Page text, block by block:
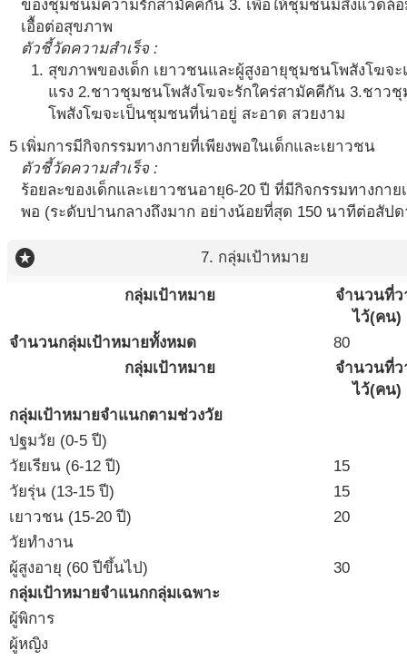
ของชุมชนมีความรักสามัคคีกัน 3. เพื่อให้ชุมชนมีสิ่งแวดล้
เอื้อต่อสุขภาพ
ตัวชี้วัดความสำเร็จ :
สุขภาพของเด็ก เยาวชนและผู้สูงอายุชุมชนโพสังโฆจะ
แรง 2.ชาวชุมชนโพสังโฆจะรักใคร่สามัคคีกัน 3.ชาว
โพสังโฆจะเป็นชุมชนที่น่าอยู่ สะอาด สวยงาม
5 เพิ่มการมีกิจกรรมทางกายที่เพียงพอในเด็กและเยาวชน
ตัวชี้วัดความสำเร็จ :
ร้อยละของเด็กและเยาวชนอายุ6-20 ปี ที่มีกิจกรรมทางกาย
พอ (ระดับปานกลางถึงมาก อย่างน้อยที่สุด 150 นาทีต่อสัป
stars 7. กลุ่มเป้าหมาย
กลุ่มเป้าหมาย
จำนวนที่ว
ไว้(คน)
จำนวนกลุ่มเป้าหมายทั้งหมด
80
กลุ่มเป้าหมาย
จำนวนที่ว
ไว้(คน)
กลุ่มเป้าหมายจำแนกตามช่วงวัย
ปฐมวัย (0-5 ปี)
วัยเรียน (6-12 ปี)
15
วัยรุ่น (13-15 ปี)
15
เยาวชน (15-20 ปี)
20
วัยทำงาน
ผู้สูงอายุ (60 ปีขึ้นไป)
30
กลุ่มเป้าหมายจำแนกกลุ่มเฉพาะ
ผู้พิการ
ผู้หญิง